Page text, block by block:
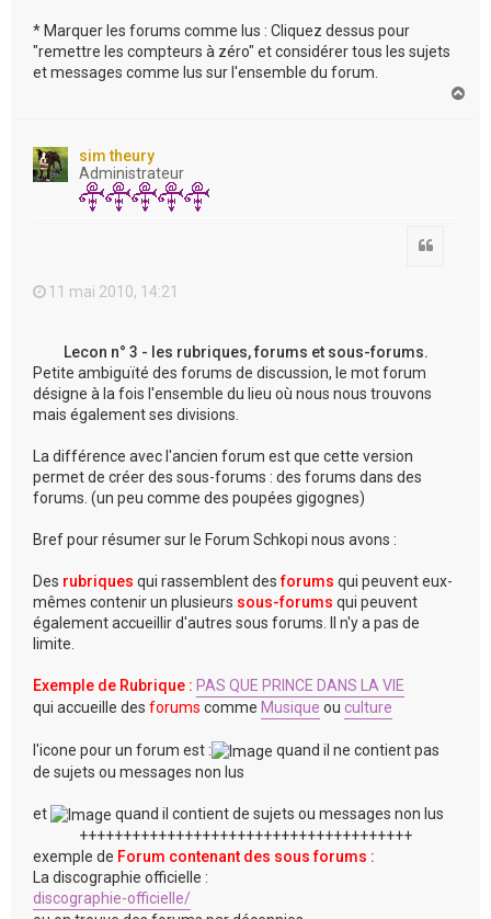
* Marquer les forums comme lus : Cliquez dessus pour
"remettre les compteurs à zéro" et considérer tous les sujets
et messages comme lus sur l'ensemble du forum.
sim theury
Administrateur
11 mai 2010, 14:21
Lecon n° 3 - les rubriques, forums et sous-forums.
Petite ambiguïté des forums de discussion, le mot forum
désigne à la fois l'ensemble du lieu où nous nous trouvons
mais également ses divisions.
La différence avec l'ancien forum est que cette version
permet de créer des sous-forums : des forums dans des
forums. (un peu comme des poupées gigognes)
Bref pour résumer sur le Forum Schkopi nous avons :
Des rubriques qui rassemblent desforums qui peuvent eux-
mêmes contenir un plusieurs sous-forums qui peuvent
également accueillir d'autres sous forums. Il n'y a pas de
limite.
Exemple de Rubrique : PAS QUE PRINCE DANS LA VIE
qui accueille des forums comme Musique ou culture
l'icone pour un forum est :
quand il ne contient pas
de sujets ou messages non lus
et
quand il contient de sujets ou messages non lus
++++++++++++++++++++++++++++++++++++++
exemple de Forum contenant des sous forums :
La discographie officielle :
discographie-officielle/